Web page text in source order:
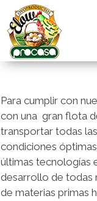
Para cumplir con
con una gran flota
transportar todas
condiciones
últimas tecnologías
desarrollo de todas
de materias primas